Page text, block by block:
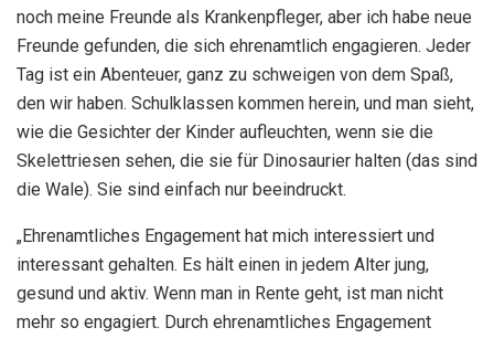
noch meine Freunde als Krankenpfleger, aber ich habe neue
Freunde gefunden, die sich ehrenamtlich engagieren. Jeder
Tag ist ein Abenteuer, ganz zu schweigen von dem Spaß,
den wir haben. Schulklassen kommen herein, und man sieht,
wie die Gesichter der Kinder aufleuchten, wenn sie die
Skelettriesen sehen, die sie für Dinosaurier halten (das sind
die Wale). Sie sind einfach nur beeindruckt.
„Ehrenamtliches Engagement hat mich interessiert und
interessant gehalten. Es hält einen in jedem Alter jung,
gesund und aktiv. Wenn man in Rente geht, ist man nicht
mehr so ​​engagiert. Durch ehrenamtliches Engagement